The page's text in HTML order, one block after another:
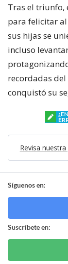
Tras el triunfo,
para felicitar
sus hijas se
incluso
recordadas del
conquistó su
Revisa
Síguenos en:
Suscríbete en: